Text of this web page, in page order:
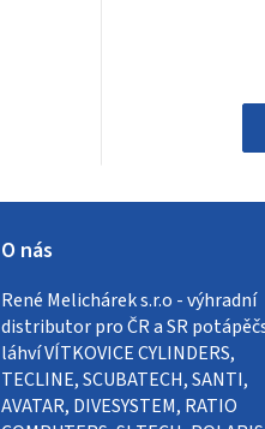
O nás
René Melichárek s.r.o - výhradní
distributor pro ČR a SR
láhví VÍTKOVICE CYLINDERS,
TECLINE, SCUBATECH, SANTI,
AVATAR, DIVESYSTEM, RATIO